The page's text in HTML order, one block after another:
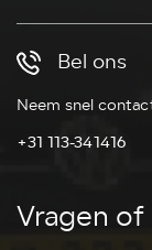
Bel ons
Neem snel
+31 113-341416
Vragen